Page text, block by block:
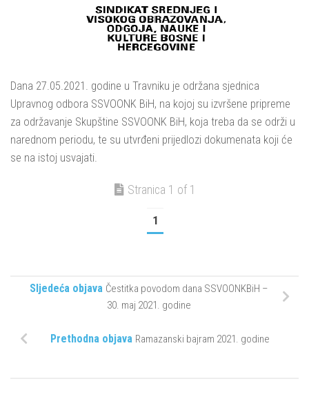
Dana 27.05.2021. godine u Travniku je održana sjednica
Upravnog odbora SSVOONK BiH, na kojoj su izvršene pripreme
za održavanje Skupštine SSVOONK BiH, koja treba da se održi u
narednom periodu, te su utvrđeni prijedlozi dokumenata koji će
se na istoj usvajati.
Stranica 1 of 1
1
Sljedeća objava Čestitka povodom dana SSVOONKBiH –
30. maj 2021. godine
Prethodna objava Ramazanski bajram 2021. godine